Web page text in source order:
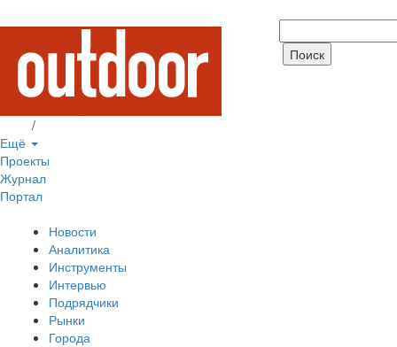
/
Ещё
Проекты
Журнал
Портал
Новости
Аналитика
Инструменты
Интервью
Подрядчики
Рынки
Города